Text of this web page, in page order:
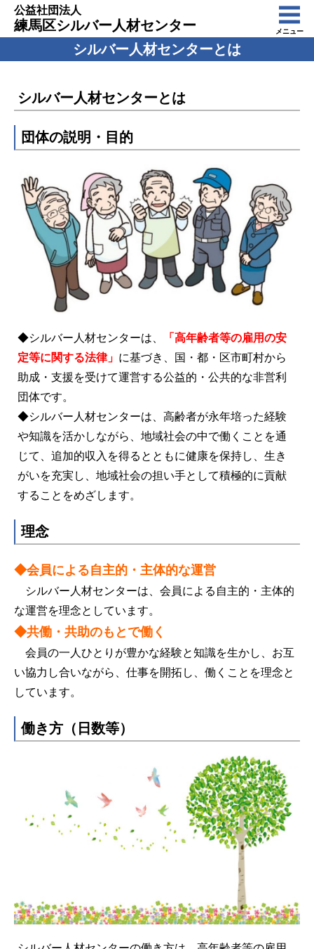
公益社団法人
練馬区シルバー人材センター メニュー
シルバー人材センターとは
シルバー人材センターとは
団体の説明・目的
◆シルバー人材センターは、
「高年齢者等の雇用の安
定等に関する法律」 に基づき、国・都・区市町村から
助成・支援を受けて運営する公益的・公共的な非営利
団体です。
◆シルバー人材センターは、高齢者が永年培った経験
や知識を活かしながら、地域社会の中で働くことを通
じて、追加的収入を得るとと もに健康を保持し、生き
がいを充実し、地域社会の担い手として積極的に貢献
することをめざします。
理念
◆会員による自主的・主体的な運営
シルバー人材センターは、会員による自主的・主体的
な運営を理念としています。
◆共働・共助のもとで働く
会員の一人 ひとり が豊かな経験と知識を生かし、お互
い協力し合いながら、仕事を開拓し、働くことを理念と
しています。
働き方（日数等）